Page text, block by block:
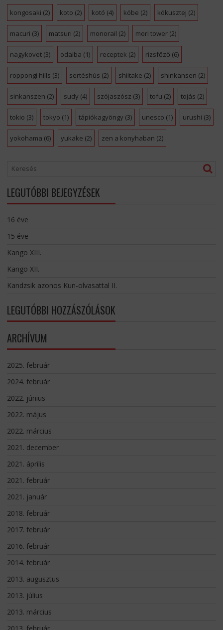
kongosaki (2) koto (2) kotó (4) kóbe (2) kókusztej (2)
macuri (3) matsuri (2) monorail (2) mori tower(2)
nagykovet(3) odaiba (1) receptek (2) rizsfőző (6)
roppongi hills (3) sertéshús (2) shiitake (2) shinkansen (2)
sinkanszen (2) sudy (4) szójaszósz (3) tofu (2) tojás (2)
tokio (3) tokyo (1) tápiókagyöngy (3) unesco (1) urushi (3)
yokohama (6) yukake (2) zen a konyhaban (2)
LEGUTÓBBI BEJEGYZÉSEK
16 éve
15 éve
Kango XIII.
Kango XII.
Kandzsik azonos Kun-olvasattal II.
LEGUTÓBBI HOZZÁSZÓLÁSOK
ARCHÍVUM
2025. február
2024. február
2022. június
2022. május
2022. március
2021. december
2021. április
2021. február
2021. január
2018. február
2017. február
2016. február
2014. február
2013. augusztus
2013. július
2013. március